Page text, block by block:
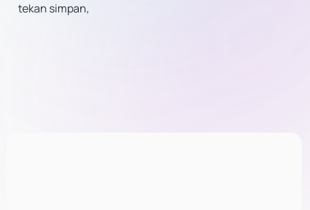
tekan simpan,